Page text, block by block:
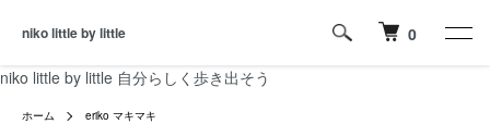
niko little by little 自分らしく歩き出そう
niko little by little 0
ホーム eriko マキマキ